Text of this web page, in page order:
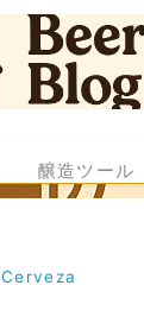
醸造ツール
Cerveza